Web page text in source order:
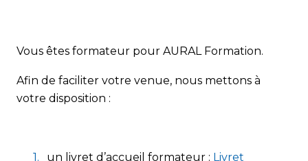
Vous êtes formateur pour AURAL Formation.
Afin de faciliter votre venue, nous mettons à
votre disposition :
un livret d’accueil formateur : Livret